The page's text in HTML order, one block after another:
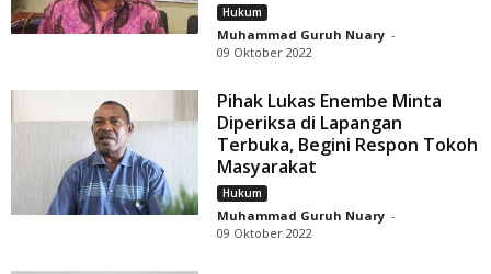
Hukum
Muhammad Guruh Nuary -
09 Oktober 2022
Pihak Lukas Enembe Minta
Diperiksa di Lapangan
Terbuka, Begini Respon Tokoh
Masyarakat
Hukum
Muhammad Guruh Nuary -
09 Oktober 2022